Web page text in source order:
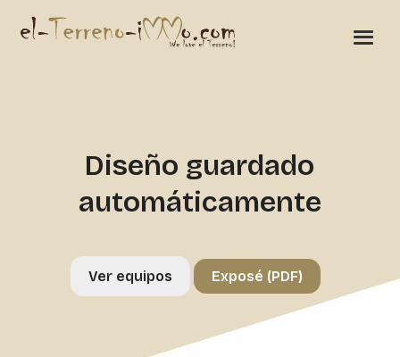
Diseño guardado
automáticamente
Ver equipos Exposé (PDF)